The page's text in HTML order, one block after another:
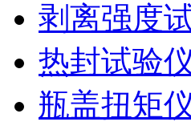
剥离强度
热封试验
瓶盖扭矩